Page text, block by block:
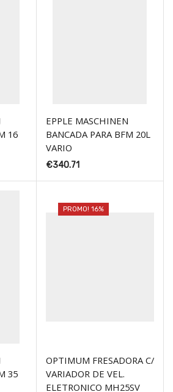
16
EPPLE MASCHINEN
BANCADA PARA BFM 20L
VARIO
€340.71
35
PROMO! 16%
OPTIMUM FRESADORA C/
VARIADOR DE VEL.
ELETRONICO MH25SV